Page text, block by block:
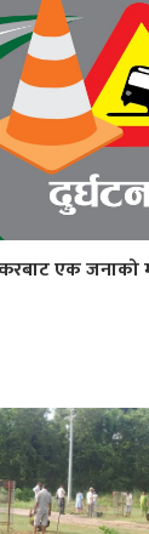
एक जनाको